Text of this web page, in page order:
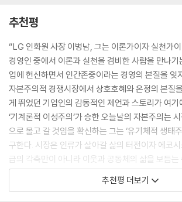
으로 성장하고 성숙해야 하는 사명이 있다. 온 우주가
(225쪽)
아무리 엄격하고 독하게 일을 시킨다 해도 그 일이
아니라 공동의 성과를 내고 조직원 모두가 성장하고
만 확고하다면 부하들은 종종 투덜대기는 할지언정
는 않는다. “나는 이 부서에서, 이 회사에서 정말 중
바로 그 존재감에서 주인정신이 나온다. 내 일, 내 부
것으로 여겨질 때라야 비로소 창의성과 자발성이 발
서 존재감으로, 존재감에서 주인정신으로, 주인정
이어질 때 개인은 성장하고 기업은 튼튼하고 유연해
품점에서 출발, 이제는 미국 최대 유기농 슈퍼마켓 체
켓’ 창업자. 이 회사는 1998년 이후 [포춘]지가 선정
00대 기업’에 계속 선정되었고, 2006년 [월스트리
업 명성 조사에서 기업의 사회적 책임 부문 1위로 선
융위기 이후 세계적 경기 침체 속에서도 매년 10%
록하며 유통업계뿐 아니라 산업 전반에서도 새로운
있다. “자본주의 사회에서 기업의 책임은 어디까지
화”라는 자유방임주의 신봉자 프리드먼의 주장에 대
먹지 않으면 살 수가 없고, 기업도 이익이 나지 않으
하지만 사람이 먹기 위해서만 사는 게 아니듯 기업
해서는 안 된다”고 주장한다.
고객 만족과 직원 행복을 무시하거나 지역사회의 지
윤 극대화’는 기업의 지속적 성장을 지켜줄 수 없다
추천평
“LG 인화원 사장 이병남, 그는 이론가이자 실천가
경영인 중에서 이론과 실천을 겸비한 사람을 만나
업에 헌신하면서 인간존중이라는 경영의 본질을 잊
자본주의적 경쟁시장에서 상호호혜와 온정의 본질
게 뛰었던 기업인의 감동적인 제언과 스토리가 여기
‘기계론적 이성주의’가 승한 오늘날의 자본주의는
으로 몰고 갈 것임을 확신하는 그는 ‘유기체적 생태
구한다. 시장은 인류가 살아갈 삶의 터전이자 에코
급의 각축만이 아니라 이웃과 공동체의 삶을 보듬는
정서, 천수관음보살의 손길, 인내천의 인간애가 동
것이 바로 ‘보이지 않는 손’이 빚어내는 시장이다. 사
추천평 더보기